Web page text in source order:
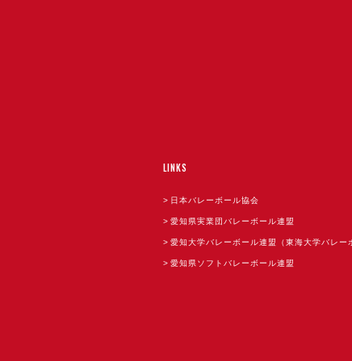
LINKS
日本バレーボール協会
愛知県実業団バレーボール連盟
愛知大学バレーボール連盟（東海大学バレー
愛知県ソフトバレーボール連盟